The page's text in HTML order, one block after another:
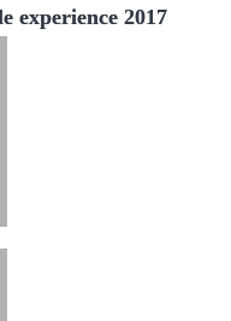
experience 2017